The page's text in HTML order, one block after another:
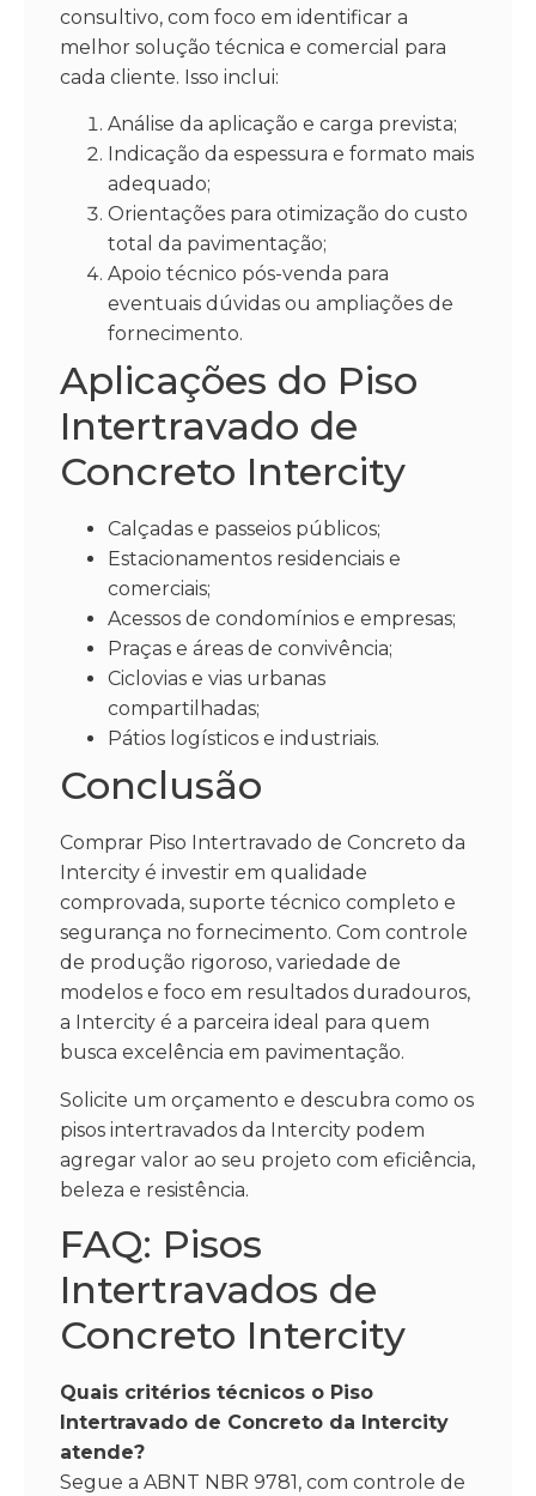
consultivo, com foco em identificar a
melhor solução técnica e comercial para
cada cliente. Isso inclui:
Análise da aplicação e carga prevista;
Indicação da espessura e formato mais
adequado;
Orientações para otimização do custo
total da pavimentação;
Apoio técnico pós-venda para
eventuais dúvidas ou ampliações de
fornecimento.
Aplicações do Piso
Intertravado de
Concreto Intercity
Calçadas e passeios públicos;
Estacionamentos residenciais e
comerciais;
Acessos de condomínios e empresas;
Praças e áreas de convivência;
Ciclovias e vias urbanas
compartilhadas;
Pátios logísticos e industriais.
Conclusão
Comprar Piso Intertravado de Concreto da
Intercity é investir em qualidade
comprovada, suporte técnico completo e
segurança no fornecimento. Com controle
de produção rigoroso, variedade de
modelos e foco em resultados duradouros,
a Intercity é a parceira ideal para quem
busca excelência em pavimentação.
Solicite um orçamento e descubra como os
pisos intertravados da Intercity podem
agregar valor ao seu projeto com eficiência,
beleza e resistência.
FAQ: Pisos
Intertravados de
Concreto Intercity
Quais critérios técnicos o Piso
Intertravado de Concreto da Intercity
atende?
Segue a ABNT NBR 9781, com controle de